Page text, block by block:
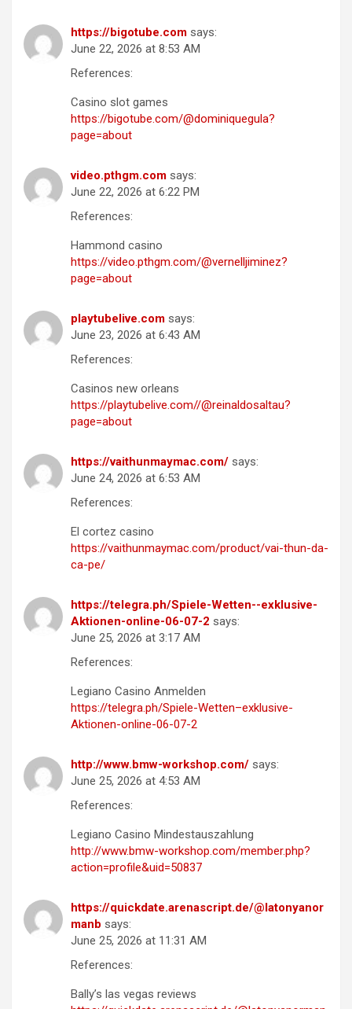
https://bigotube.com says:
June 22, 2026 at 8:53 AM
References:
Casino slot games
https://bigotube.com/@dominiquegula?
page=about
video.pthgm.com says:
June 22, 2026 at 6:22 PM
References:
Hammond casino
https://video.pthgm.com/@vernelljiminez?
page=about
playtubelive.com says:
June 23, 2026 at 6:43 AM
References:
Casinos new orleans
https://playtubelive.com//@reinaldosaltau?
page=about
https://vaithunmaymac.com/ says:
June 24, 2026 at 6:53 AM
References:
El cortez casino
https://vaithunmaymac.com/product/vai-thun-da-
ca-pe/
https://telegra.ph/Spiele-Wetten--exklusive-
Aktionen-online-06-07-2 says:
June 25, 2026 at 3:17 AM
References:
Legiano Casino Anmelden
https://telegra.ph/Spiele-Wetten–exklusive-
Aktionen-online-06-07-2
http://www.bmw-workshop.com/ says:
June 25, 2026 at 4:53 AM
References:
Legiano Casino Mindestauszahlung
http://www.bmw-workshop.com/member.php?
action=profile&uid=50837
https://quickdate.arenascript.de/@latonyanor
manb says:
June 25, 2026 at 11:31 AM
References:
Bally’s las vegas reviews